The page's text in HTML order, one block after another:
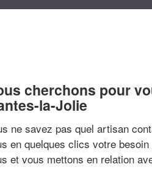
cherchons pour
la-Jolie
ne savez pas quel artisan
en quelques clics votre
et vous mettons en relation